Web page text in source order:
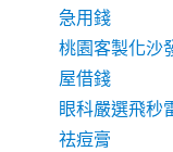
急用錢
桃園客製化沙
屋借錢
眼科嚴選飛秒
祛痘膏